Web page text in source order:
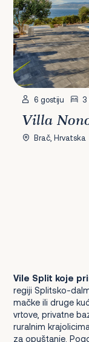
6 gostiju 3
Villa
Brač, Hrvatska
Vile Split koje
regiji Splitsko-
mačke ili druge
vrtove, privatne
ruralnim
za opuštanje.